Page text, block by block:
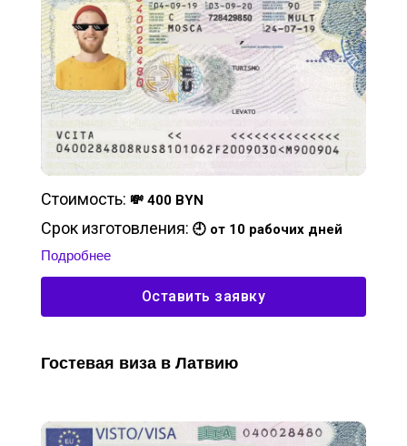
Стоимость: 💸 400 BYN
Срок изготовления: 🕘 от 10 рабочих дней
Подробнее
Оставить заявку
Гостевая виза в Латвию